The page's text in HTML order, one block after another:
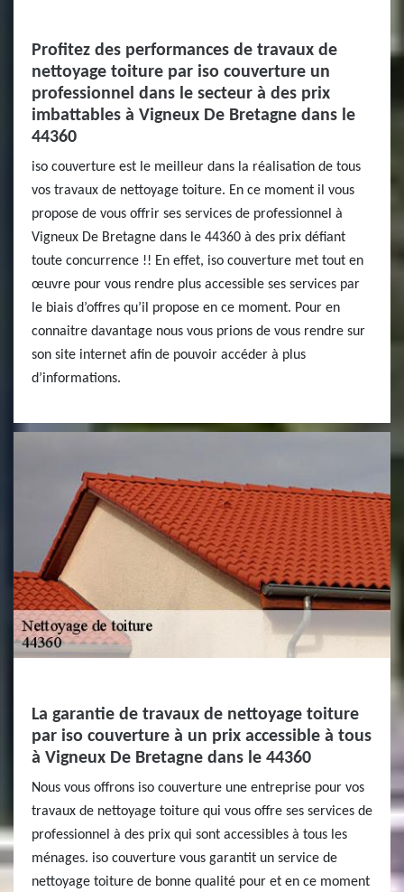
Profitez des performances de travaux de
nettoyage toiture par iso couverture un
professionnel dans le secteur à des prix
imbattables à Vigneux De Bretagne dans le
44360
iso couverture est le meilleur dans la réalisation de tous
vos travaux de nettoyage toiture. En ce moment il vous
propose de vous offrir ses services de professionnel à
Vigneux De Bretagne dans le 44360 à des prix défiant
toute concurrence !! En effet, iso couverture met tout en
œuvre pour vous rendre plus accessible ses services par
le biais d’offres qu’il propose en ce moment. Pour en
connaitre davantage nous vous prions de vous rendre sur
son site internet afin de pouvoir accéder à plus
d’informations.
La garantie de travaux de nettoyage toiture
par iso couverture à un prix accessible à tous
à Vigneux De Bretagne dans le 44360
Nous vous offrons iso couverture une entreprise pour vos
travaux de nettoyage toiture qui vous offre ses services de
professionnel à des prix qui sont accessibles à tous les
ménages. iso couverture vous garantit un service de
nettoyage toiture de bonne qualité pour et en ce moment